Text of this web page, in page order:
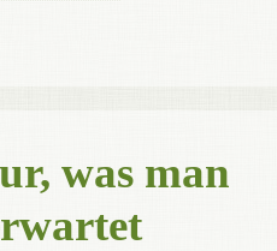
was man